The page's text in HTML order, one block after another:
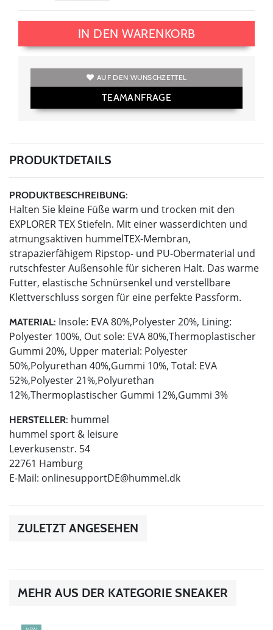
IN DEN WARENKORB
AUF DEN WUNSCHZETTEL
TEAMANFRAGE
PRODUKTDETAILS
PRODUKTBESCHREIBUNG:
Halten Sie kleine Füße warm und trocken mit den
EXPLORER TEX Stiefeln. Mit einer wasserdichten und
atmungsaktiven hummelTEX-Membran,
strapazierfähigem Ripstop- und PU-Obermaterial und
rutschfester Außensohle für sicheren Halt. Das warme
Futter, elastische Schnürsenkel und verstellbare
Klettverschluss sorgen für eine perfekte Passform.
MATERIAL: Insole: EVA 80%,Polyester 20%, Lining:
Polyester 100%, Out sole: EVA 80%,Thermoplastischer
Gummi 20%, Upper material: Polyester
50%,Polyurethan 40%,Gummi 10%, Total: EVA
52%,Polyester 21%,Polyurethan
12%,Thermoplastischer Gummi 12%,Gummi 3%
HERSTELLER: hummel
hummel sport & leisure
Leverkusenstr. 54
22761 Hamburg
E-Mail: onlinesupportDE@hummel.dk
ZULETZT ANGESEHEN
MEHR AUS DER KATEGORIE SNEAKER